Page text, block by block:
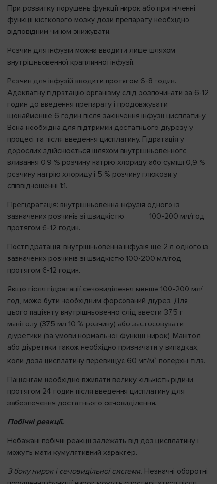
При розвитку порушень функції нирок або пригніченні
функції кісткового мозку дози препарату необхідно
відповідним чином знижувати.
Розчин для інфузій можна вводити лише шляхом
внутрішньовенної краплинної інфузії.
Розчин для інфузій вводити протягом 6-8 годин.
Адекватну гідратацію організму слід розпочинати за 6-12
годин до введення препарату і продовжувати
щонайменше 6 годин після закінчення інфузії цисплатину.
Вона необхідна для підтримки достатнього діурезу у
процесі та після введення цисплатину. Гідратація у
дорослих здійснюється шляхом внутрішньовенного
вливання 0,9 % розчину натрію хлориду або суміші 0,9 %
розчину натрію хлориду і 5 % розчину глюкози у
співвідношенні 1:1.
Прегідратація: внутрішньовенна інфузія одного із
зазначених розчинів зі швидкістю 100-200 мл/год
протягом 6-12 годин.
Постгідратація: внутрішньовенна інфузія ще 2 л одного із
зазначених розчинів зі швидкістю 100-200 мл/год
протягом 6-12 годин.
Якщо після гідратації сечовиділення менше 100-200 мл/
год, може бути необхідним форсований діурез. Для
цього пацієнту внутрішньовенно слід ввести 37,5 г
манітолу (375 мл 10 % розчину) або застосовувати
діуретики (за умови нормальної функції нирок). Манітол
або діуретики також необхідно призначати у випадках,
коли доза цисплатину перевищує 60 мг/м2 поверхні тіла.
Пацієнтам необхідно вживати велику кількість рідини
протягом 24 годин після введення цисплатину для
забезпечення достатнього сечовиділення.
Побічні реакції.
Небажані побічні реакції залежать від доз цисплатину і
можуть мати кумулятивний характер.
З боку нирок і сечовидільної системи. Незначні оборотні